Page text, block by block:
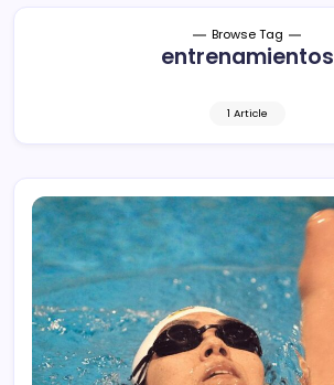
Browse Tag
entrenamientos
1 Article